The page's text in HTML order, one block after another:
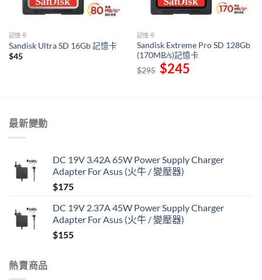
記憶卡
Sandisk Ultra SD 16Gb 記憶卡
$45
記憶卡
Sandisk Extreme Pro SD 128Gb
(170MB/s)記憶卡
$295 Original
price
$245price
最新變動
DC 19V 3.42A 65W Power Supply Charger
Adapter For Asus (火牛 / 變壓器)
$175
DC 19V 2.37A 45W Power Supply Charger
Adapter For Asus (火牛 / 變壓器)
$155
熱賣商品